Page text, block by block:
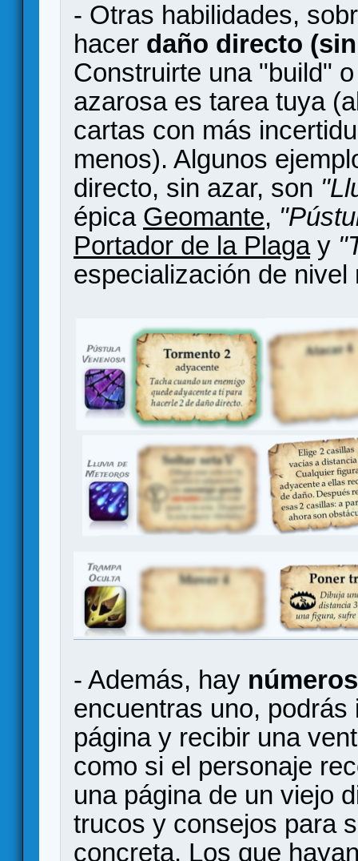
- Otras habilidades,
hacer daño directo
Construirte una "build"
azarosa es tarea tuya
cartas con más
menos). Algunos
directo, sin azar, son
épica Geomante,
Portador de la Plagay
especialización de
- Además, hay
encuentras uno,
página y recibir una
como si el personaje
una página de un viejo
trucos y consejos para
concreta. Los que